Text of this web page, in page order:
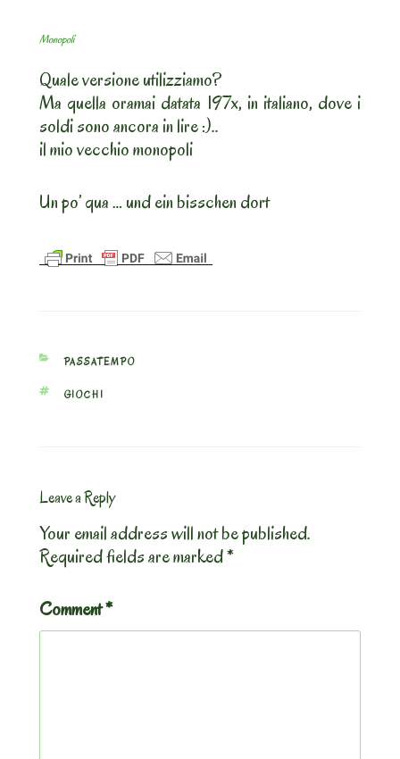
Monopoli
Quale versione utilizziamo?
Ma quella oramai datata 197x, in italiano, dove i
soldi sono ancora in lire :)..
il mio vecchio monopoli
Un po’ qua … und ein bisschen dort
CATEGORIES
PASSATEMPO
TAGS
GIOCHI
Leave a Reply
Your email address will not be published.
Required fields are marked*
Comment*